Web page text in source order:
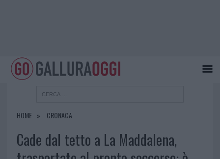
HOME CRONACA
Cade dal tetto a La Maddalena,